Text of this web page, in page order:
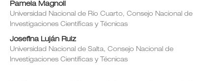
Pamela Magnoli
Universidad Nacional de Río Cuarto, Consejo Nacional de
Investigaciones Científicas y Técnicas
Josefina Luján Ruiz
Universidad Nacional de Salta, Consejo Nacional de
Investigaciones Científicas y Técnicas